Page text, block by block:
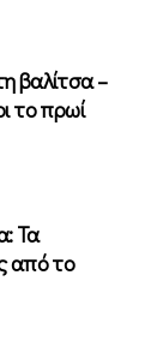
βαλίτσα –
το πρωί
Τα
από το